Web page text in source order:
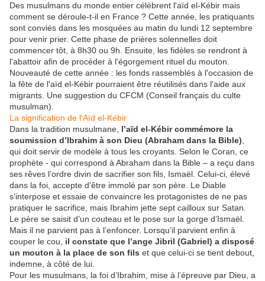
Des musulmans du monde entier célèbrent l'aïd el-Kébir mais
comment se déroule-t-il en France ? Cette année, les pratiquants
sont conviés dans les mosquées au matin du lundi 12 septembre
pour venir prier. Cette phase de prières solennelles doit
commencer tôt, à 8h30 ou 9h. Ensuite, les fidèles se rendront à
l'abattoir afin de procéder à l'égorgement rituel du mouton.
Nouveauté de cette année : les fonds rassemblés à l'occasion de
la fête de l'aïd el-Kébir pourraient être réutilisés dans l'aide aux
migrants. Une suggestion du CFCM (Conseil français du culte
musulman).
La signification de l'Aïd el-Kébir
Dans la tradition musulmane, l’aïd el-Kébir commémore la
soumission d’Ibrahim à son Dieu (Abraham dans la Bible)
qui doit servir de modèle à tous les croyants. Selon le Coran, ce
prophète - qui correspond à Abraham dans la Bible – a reçu dans
ses rêves l’ordre divin de sacrifier son fils, Ismaël. Celui-ci, élevé
dans la foi, accepte d’être immolé par son père. Le Diable
s’interpose et essaie de convaincre les protagonistes de ne pas
pratiquer le sacrifice, mais Ibrahim jette sept cailloux sur Satan.
Le père se saisit d’un couteau et le pose sur la gorge d’Ismaël.
Mais il ne parvient pas à l’enfoncer. Lorsqu’il parvient enfin à
couper le cou, il constate que l’ange Jibril (Gabriel) a disposé
un mouton à la place de son fils et que celui-ci se tient debout,
indemne, à côté de lui.
Pour les musulmans, la foi d’Ibrahim, mise à l’épreuve par Dieu, a